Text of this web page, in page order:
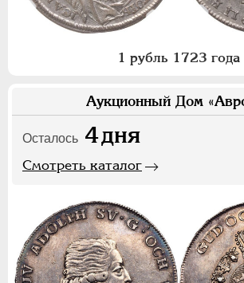
1 рубль 1723 года
Аукционный Дом
Осталось 4дня
Смотреть каталог